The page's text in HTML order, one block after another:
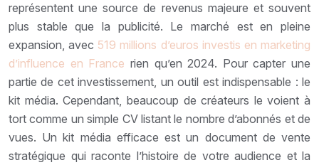
représentent une source de revenus majeure et souvent
plus stable que la publicité. Le marché est en pleine
expansion, avec 519 millions d’euros investis en marketing
d’influence en France rien qu’en 2024. Pour capter une
partie de cet investissement, un outil est indispensable : le
kit média. Cependant, beaucoup de créateurs le voient à
tort comme un simple CV listant le nombre d’abonnés et de
vues. Un kit média efficace est un document de vente
stratégique qui raconte l’histoire de votre audience et la